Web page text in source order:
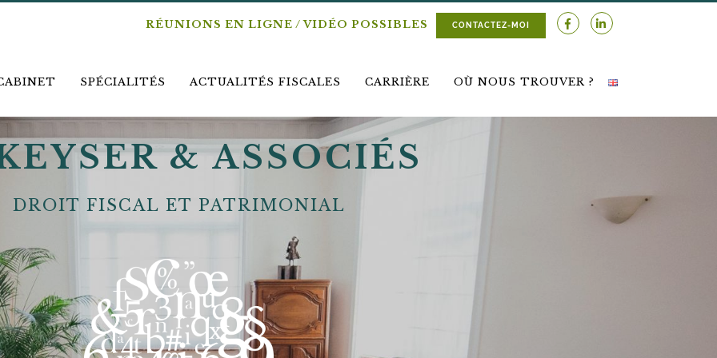
RÉUNIONS EN LIGNE / VIDÉO POSSIBLES CONTACTEZ-MOI
SPÉCIALITÉS ACTUALITÉS FISCALES CARRIÈRE OÙ NOUS TROUVER ?
& ASSOCIÉS
DROIT FISCAL ET PATRIMONIAL